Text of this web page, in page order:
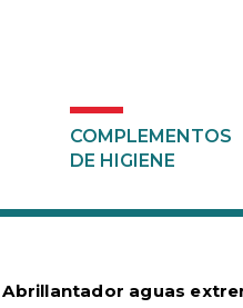
COMPLEMENTOS
DE HIGIENE
Abrillantador aguas